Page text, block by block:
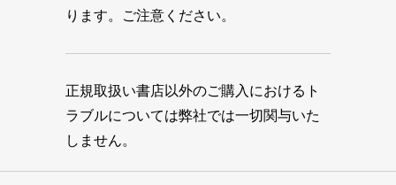
ります。ご注意ください。
正規取扱い書店以外のご購入におけるト
ラブルについては弊社では一切関与いた
しません。